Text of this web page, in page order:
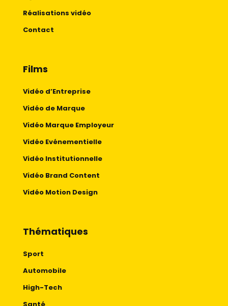
Réalisations vidéo
Contact
Films
Vidéo d’Entreprise
Vidéo de Marque
Vidéo Marque Employeur
Vidéo Evénementielle
Vidéo Institutionnelle
Vidéo Brand Content
Vidéo Motion Design
Thématiques
Sport
Automobile
High-Tech